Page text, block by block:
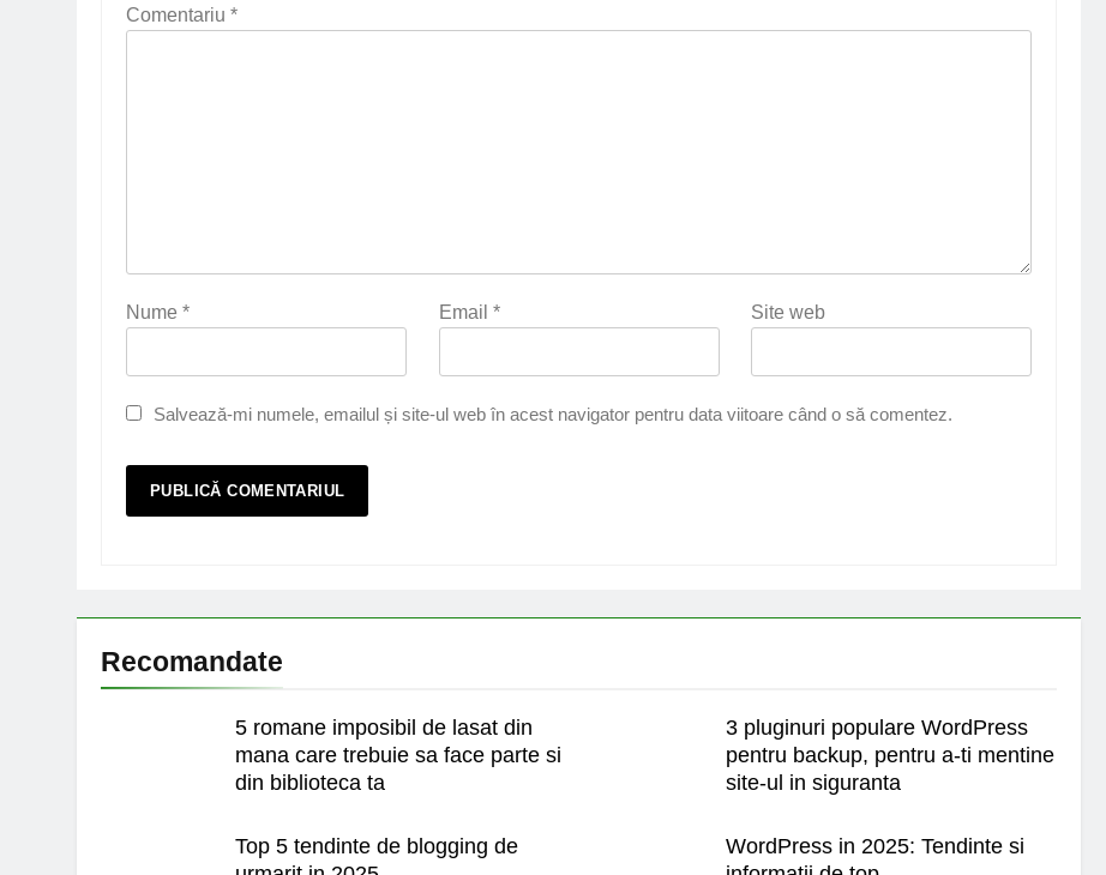
Comentariu *
Nume * Email * Site web
Salvează-mi numele, emailul și site-ul web în acest navigator pentru data viitoare când o să comentez.
Recomandate
5 romane imposibil de lasat din
mana care trebuie sa face parte si
din biblioteca ta
3 pluginuri populare WordPress
pentru backup, pentru a-ti mentine
site-ul in siguranta
Top 5 tendinte de blogging de
WordPress in 2025: Tendinte si